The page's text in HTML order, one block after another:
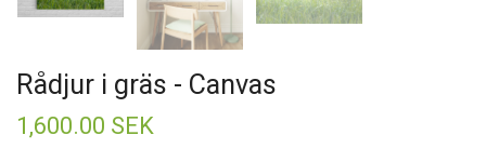
Rådjur i gräs - Canvas
1,600.00 SEK